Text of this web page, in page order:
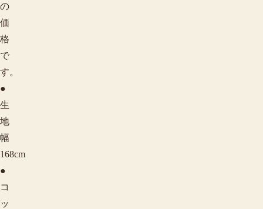
の
価
格
で
す。
●
生
地
幅
168cm
●
コ
ッ